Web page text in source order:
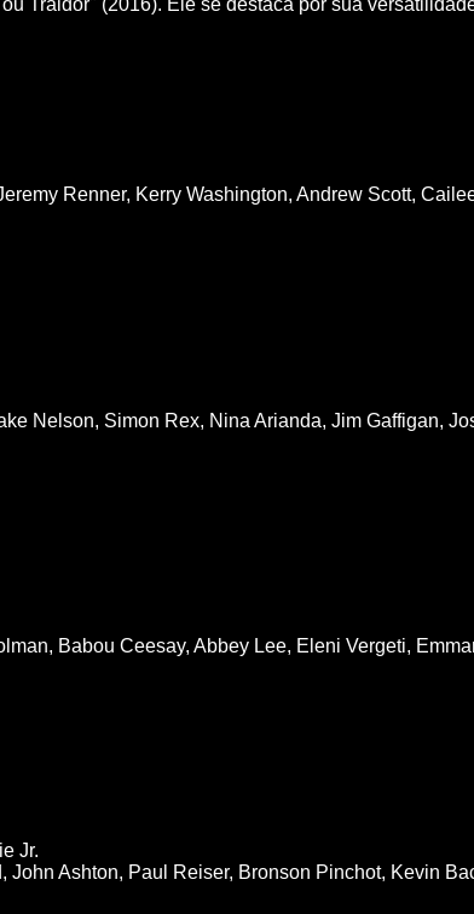
Renner, Kerry Washington, Andrew Scott,
Nelson, Simon Rex, Nina Arianda, Jim Gaffigan,
Babou Ceesay, Abbey Lee, Eleni Vergeti,
Jr.
Ashton, Paul Reiser, Bronson Pinchot, Kevin